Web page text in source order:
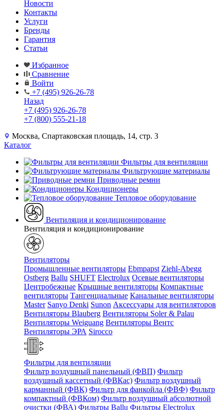
Новости
Контакты
Услуги
Бренды
Гарантия
Статьи
Избранное
Сравнение
Войти
+7 (495) 926-26-78
Назад
+7 (495) 926-26-78
+7 (800) 555-21-18
Москва, Спартаковская площадь, 14, стр. 3
Каталог
Фильтры для вентиляции
Фильтрующие материалы
Приводные ремни
Кондиционеры
Тепловое оборудование
Вентиляция и кондиционирование
Вентиляция и кондиционирование
Вентиляторы
Промышленные вентиляторы Ebmpapst Ziehl-Abegg
Ostberg Ballu SHUFT Electrolux Осевые вентиляторы
Центробежные Крышные вентиляторы Компактные
вентиляторы Тангенциальные Канальные вентиляторы
Master Sanyo Denki Sunon Аксессуары для вентиляторов
Вентиляторы Blauberg Вентиляторы Soler & Palau
Вентиляторы Weiguang Вентиляторы Вентс
Вентиляторы ЭРА Sirocco
Фильтры для вентиляции
Фильтр воздушный панельный (ФВП) Фильтр
воздушный кассетный (ФВКас) Фильтр воздушный
карманный (ФВК) Фильтр для фанкойла (ФВФ) Фильтр
компактный (ФВКом) Фильтр воздушный абсолютной
очистки (ФВА) Фильтры Ballu Фильтры Electrolux